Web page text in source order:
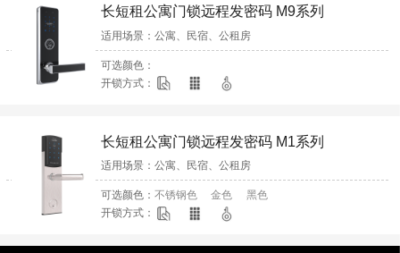
长短租公寓门锁远程发密码 M9系列
适用场景：公寓、民宿、公租房
特点：不用网关，不用联网，远程发密码，可实现无人值
守。
帮助公寓节省运营成本和网络维护成本，亿万先生
可选颜色：
开锁方式：
长短租公寓门锁远程发密码 M1系列
适用场景：公寓、民宿、公租房
特点：不用网关，不用联网，远程发密码，可实现无人值
守。
帮助公寓节省运营成本和网络维护成本，亿万先生
可选颜色： 不锈钢色 金色
黑色
开锁方式：